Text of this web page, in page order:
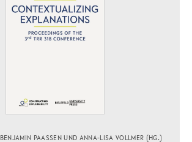
BENJAMIN PAASSEN UND ANNA-LISA VOLLMER (HG.)